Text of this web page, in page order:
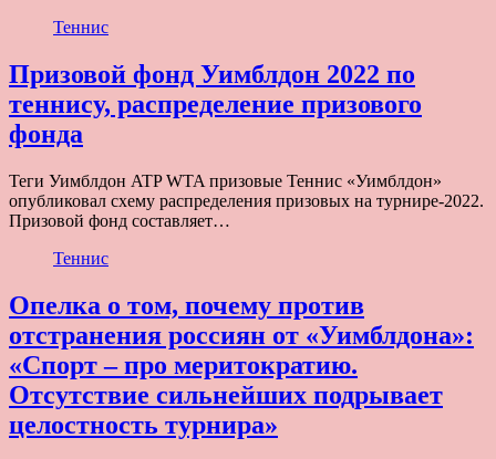
Теннис
Призовой фонд Уимблдон 2022 по
теннису, распределение призового
фонда
Теги Уимблдон ATP WTA призовые Теннис «Уимблдон»
опубликовал схему распределения призовых на турнире-2022.
Призовой фонд составляет…
Теннис
Опелка о том, почему против
отстранения россиян от «Уимблдона»:
«Спорт – про меритократию.
Отсутствие сильнейших подрывает
целостность турнира»